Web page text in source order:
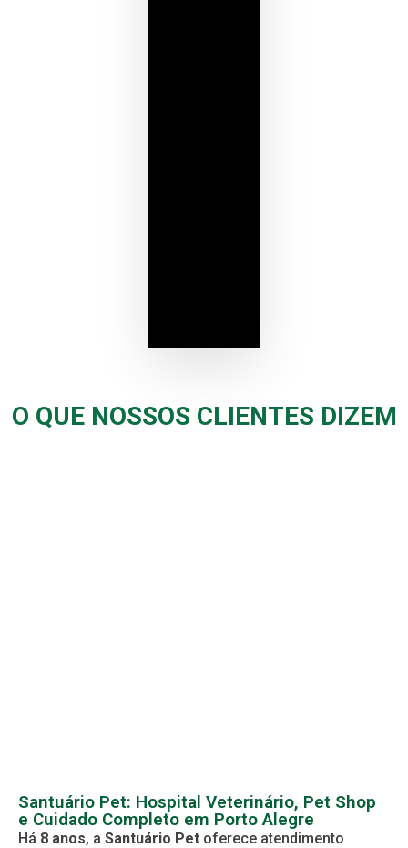
O QUE NOSSOS CLIENTES DIZEM
Santuário Pet: Hospital Veterinário, Pet Shop
e Cuidado Completo em Porto Alegre
Há 8 anos, a Santuário Pet oferece atendimento